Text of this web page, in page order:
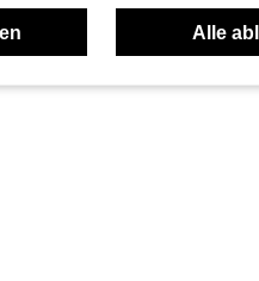
Alle